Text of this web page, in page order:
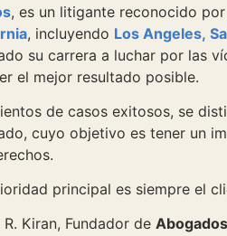
, es un litigante reconocido
, incluyendo Los Angeles,
su carrera a luchar por las
el mejor resultado posible.
de casos exitosos, se
cuyo objetivo es tener un
principal es siempre el
R. Kiran, Fundador de